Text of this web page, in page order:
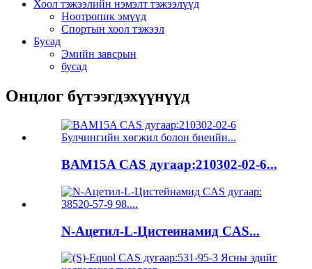
Хоол тэжээлийн нэмэлт тэжээлүүд
Ноотропик эмүүд
Спортын хоол тэжээл
Бусад
Эмийн завсрын
бусад
Онцлог бүтээгдэхүүнүүд
BAM15A CAS дугаар:210302-02-6...
N-Ацетил-L-Цистеинамид CAS...